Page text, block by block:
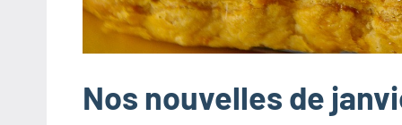
Nos nouvelles de